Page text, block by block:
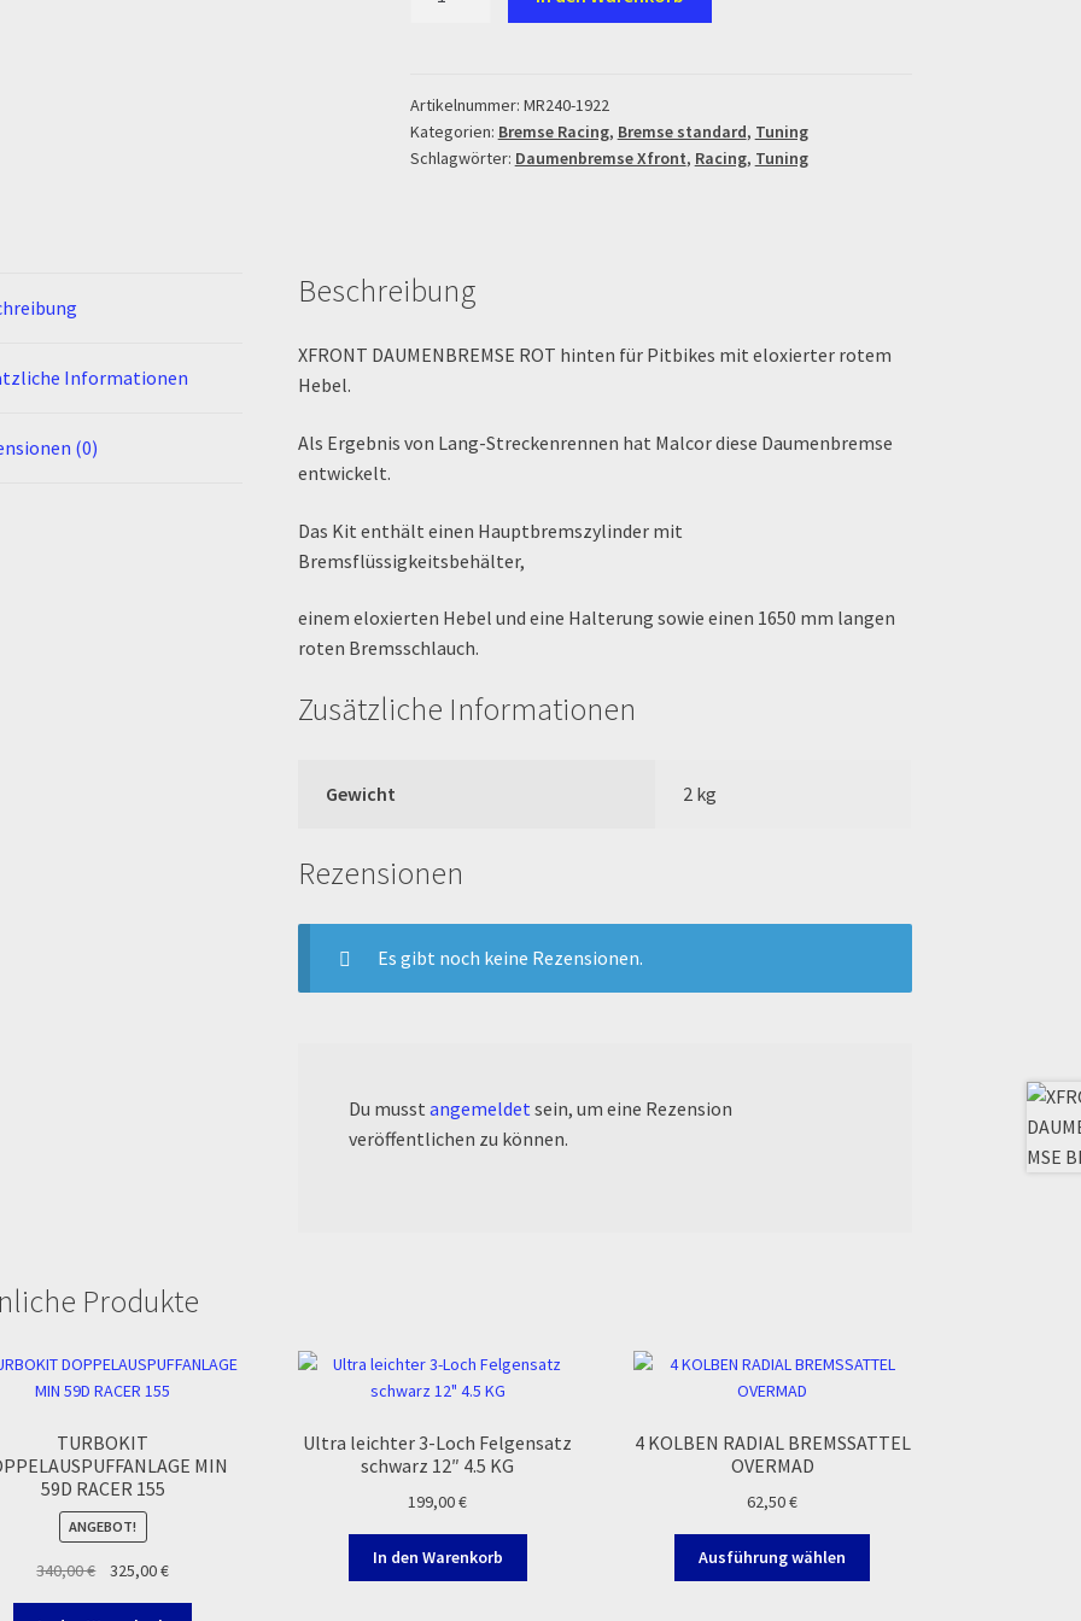
Artikelnummer: MR240-1922
Kategorien: Bremse Racing, Bremse standard, Tuning
Schlagwörter: Daumenbremse Xfront, Racing, Tuning
Informationen
(0)
Beschreibung
XFRONT DAUMENBREMSE ROT hinten für Pitbikes mit eloxierter rotem
Hebel.
Als Ergebnis von Lang-Streckenrennen hat Malcor diese Daumenbremse
entwickelt.
Das Kit enthält einen Hauptbremszylinder mit
Bremsflüssigkeitsbehälter,
einem eloxierten Hebel und eine Halterung sowie einen 1650 mm langen
roten Bremsschlauch.
Zusätzliche Informationen
Gewicht 2 kg
Rezensionen
Es gibt noch keine Rezensionen.
Du musstangemeldet sein, um eine Rezension
veröffentlichen zu können.
Produkte
TURBOKIT
MIN
59D RACER 155
ANGEBOT!
340,00€
Ursprünglicher
325,00€Aktueller
Ultra leichter 3-Loch Felgensatz
schwarz 12″ 4.5 KG
199,00€
In den Warenkorb
4 KOLBEN RADIAL BREMSSATTEL
OVERMAD
62,50€
Ausführung wählen